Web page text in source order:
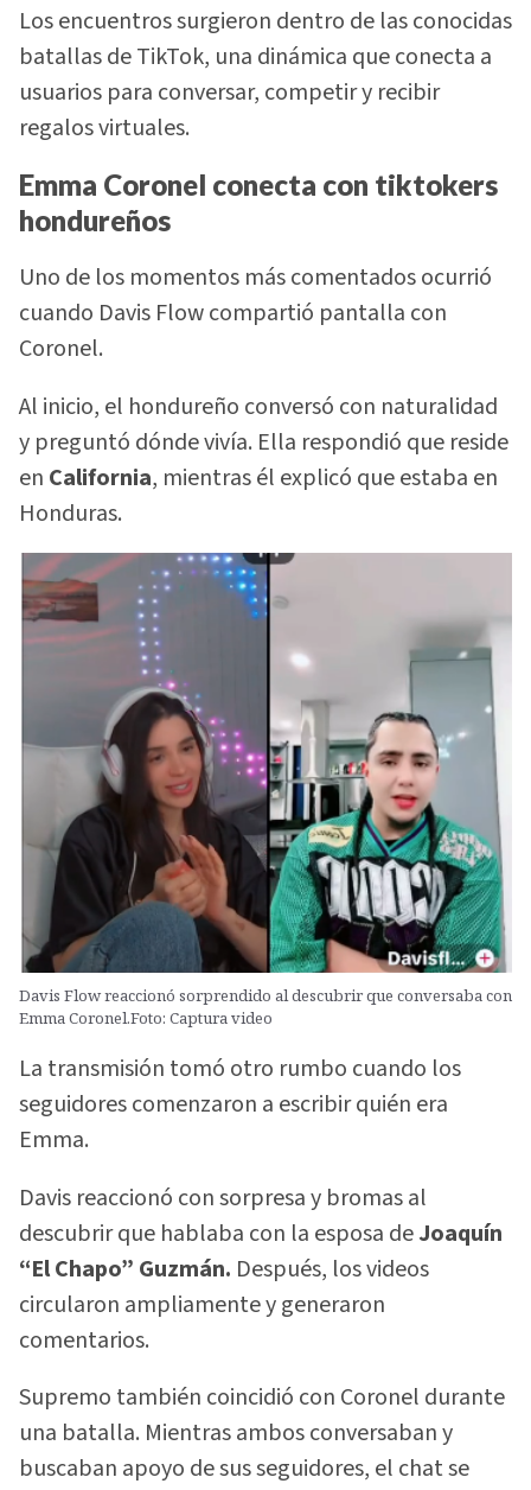
Los encuentros surgieron dentro de las conocidas
batallas de TikTok, una dinámica que conecta a
usuarios para conversar, competir y recibir
regalos virtuales.
Emma Coronel conecta con tiktokers
hondureños
Uno de los momentos más comentados ocurrió
cuando Davis Flow compartió pantalla con
Coronel.
Al inicio, el hondureño conversó con naturalidad
y preguntó dónde vivía. Ella respondió que reside
en California, mientras él explicó que estaba en
Honduras.
Davis Flow reaccionó sorprendido al descubrir que conversaba con
Emma Coronel.Foto: Captura video
La transmisión tomó otro rumbo cuando los
seguidores comenzaron a escribir quién era
Emma.
Davis reaccionó con sorpresa y bromas al
descubrir que hablaba con la esposa deJoaquín
“El Chapo” Guzmán. Después, los videos
circularon ampliamente y generaron
comentarios.
Supremo también coincidió con Coronel durante
una batalla. Mientras ambos conversaban y
buscaban apoyo de sus seguidores, el chat se